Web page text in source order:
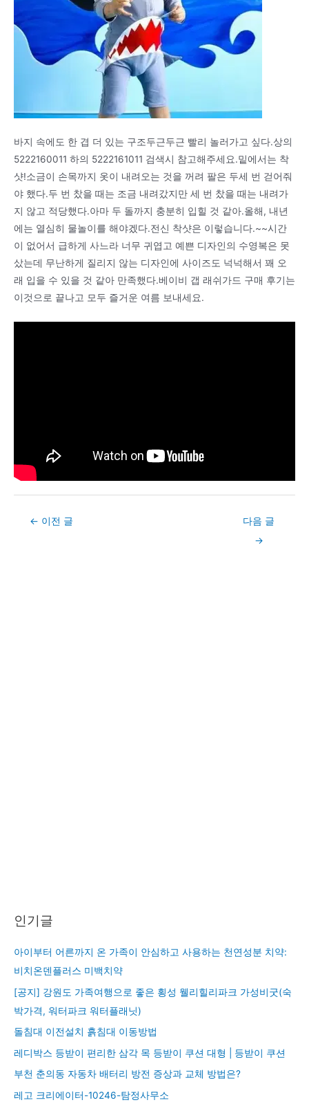
바지 속에도 한 겹 더 있는 구조두근두근 빨리 놀러가고 싶다.상의
5222160011 하의 5222161011 검색시 참고해주세요.밑에서는 착
샷!소금이 손목까지 옷이 내려오는 것을 꺼려 팔은 두세 번 걷어줘
야 했다.두 번 찼을 때는 조금 내려갔지만 세 번 찼을 때는 내려가
지 않고 적당했다.아마 두 돌까지 충분히 입힐 것 같아.올해, 내년
에는 열심히 물놀이를 해야겠다.전신 착샷은 이렇습니다.~~시간
이 없어서 급하게 사느라 너무 귀엽고 예쁜 디자인의 수영복은 못
샀는데 무난하게 질리지 않는 디자인에 사이즈도 넉넉해서 꽤 오
래 입을 수 있을 것 같아 만족했다.베이비 갭 래쉬가드 구매 후기는
이것으로 끝나고 모두 즐거운 여름 보내세요.
Post← 이전 글
다음 글
→
인기글
아이부터 어른까지 온 가족이 안심하고 사용하는 천연성분 치약:
비치온덴플러스 미백치약
[공지] 강원도 가족여행으로 좋은 횡성 웰리힐리파크 가성비굿(숙
박가격, 워터파크 워터플래닛)
돌침대 이전설치 흙침대 이동방법
레디박스 등받이 편리한 삼각 목 등받이 쿠션 대형 | 등받이 쿠션
부천 춘의동 자동차 배터리 방전 증상과 교체 방법은?
레고 크리에이터-10246-탐정사무소